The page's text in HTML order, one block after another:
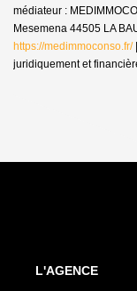
médiateur :
Mesemena 44505 LA
https://medimmoconso.fr/
juridiquement et
L'AGENCE